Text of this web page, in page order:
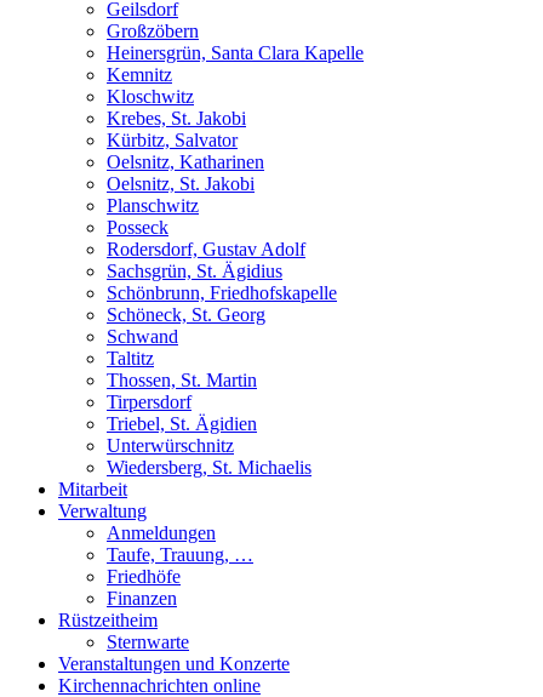
Geilsdorf
Großzöbern
Heinersgrün, Santa Clara Kapelle
Kemnitz
Kloschwitz
Krebes, St. Jakobi
Kürbitz, Salvator
Oelsnitz, Katharinen
Oelsnitz, St. Jakobi
Planschwitz
Posseck
Rodersdorf, Gustav Adolf
Sachsgrün, St. Ägidius
Schönbrunn, Friedhofskapelle
Schöneck, St. Georg
Schwand
Taltitz
Thossen, St. Martin
Tirpersdorf
Triebel, St. Ägidien
Unterwürschnitz
Wiedersberg, St. Michaelis
Mitarbeit
Verwaltung
Anmeldungen
Taufe, Trauung, …
Friedhöfe
Finanzen
Rüstzeitheim
Sternwarte
Veranstaltungen und Konzerte
Kirchennachrichten online